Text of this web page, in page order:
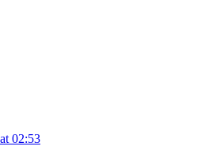
02:53